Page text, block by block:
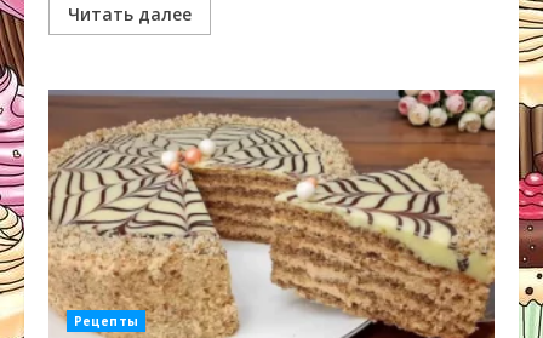
Читать далее
Рецепты